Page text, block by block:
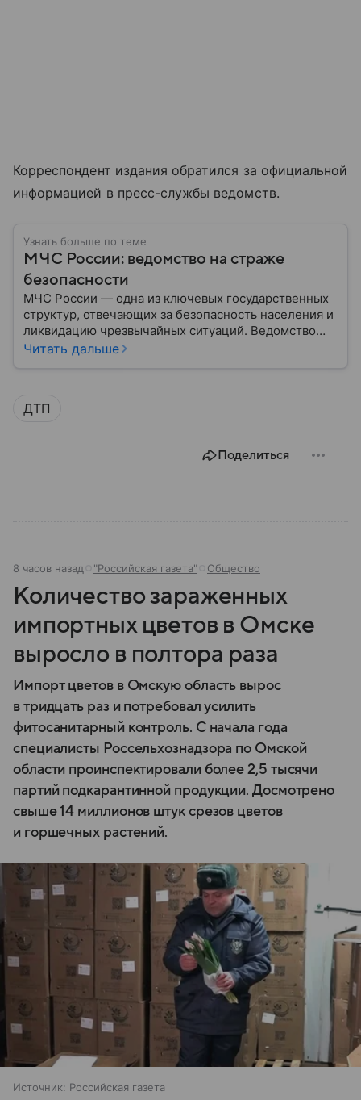
Корреспондент издания обратился за официальной
информацией в пресс-службы ведомств.
Узнать больше по теме
МЧС России: ведомство на страже
безопасности
МЧС России — одна из ключевых государственных
структур, отвечающих за безопасность населения и
ликвидацию чрезвычайных ситуаций. Ведомство
играет важную роль в защите граждан от
задачи выполняет и какую роль играет в
Читать дальше
ДТП
Поделиться
8 часов назад "Российская газета" Общество
Количество зараженных
импортных цветов в Омске
выросло в полтора раза
Импорт цветов в Омскую область вырос
в тридцать раз и потребовал усилить
фитосанитарный контроль. С начала года
специалисты Россельхознадзора по Омской
области проинспектировали более 2,5 тысячи
партий подкарантинной продукции. Досмотрено
свыше 14 миллионов штук срезов цветов
и горшечных растений.
Источник: Российская газета